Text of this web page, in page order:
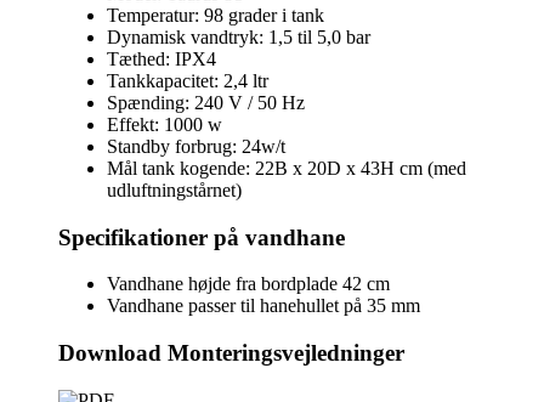
Temperatur: 98 grader i tank
Dynamisk vandtryk: 1,5 til 5,0 bar
Tæthed: IPX4
Tankkapacitet: 2,4 ltr
Spænding: 240 V / 50 Hz
Effekt: 1000 w
Standby forbrug: 24w/t
Mål tank kogende: 22B x 20D x 43H cm (med
udluftningstårnet)
Specifikationer på vandhane
Vandhane højde fra bordplade 42 cm
Vandhane passer til hanehullet på 35 mm
Download Monteringsvejledninger